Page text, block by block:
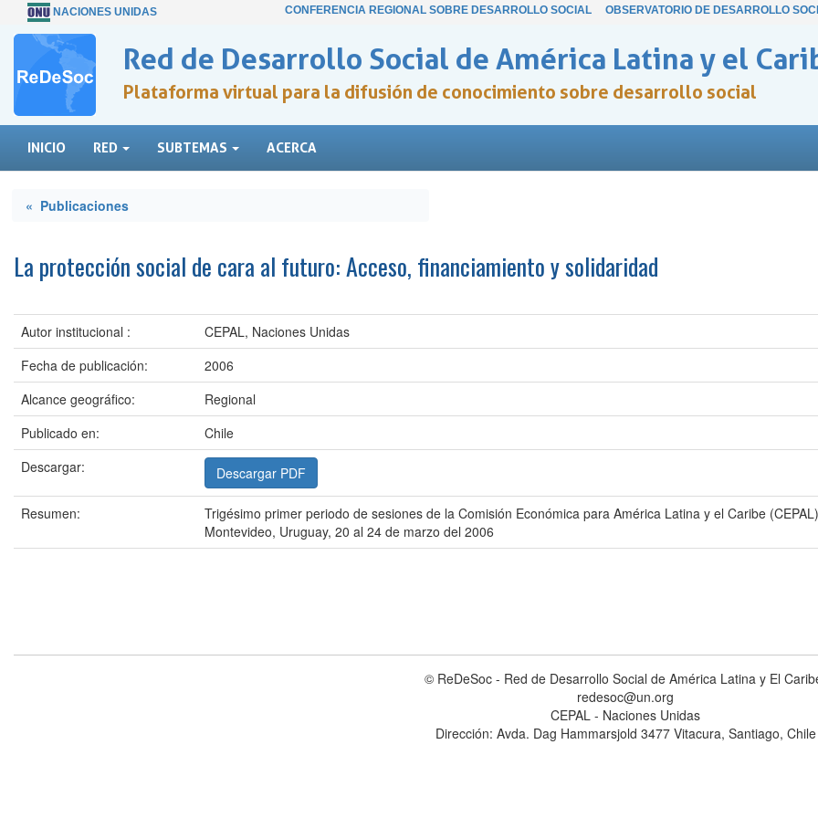
NACIONES UNIDAS CONFERENCIA REGIONAL SOBRE DESARROLLO SOCIAL OBSERVATORIO DE DESARROLLO
Red de Desarrollo Social de América Latina y el
Plataforma virtual para la difusión de conocimiento sobre desarrollo social
INICIO RED SUBTEMAS ACERCA
« Publicaciones
La protección social de cara al futuro: Acceso, financiamiento y solidaridad
Autor institucional :
CEPAL, Naciones Unidas
Fecha de publicación:
2006
Alcance geográfico:
Regional
Publicado en:
Chile
Descargar:
Descargar PDF
Resumen:
Trigésimo primer periodo de sesiones de la Comisión Económica para América Latina y el Caribe
Montevideo, Uruguay, 20 al 24 de marzo del 2006
© ReDeSoc - Red de Desarrollo Social de América Latina y El
redesoc@un.org
CEPAL - Naciones Unidas
Dirección: Avda. Dag Hammarsjold 3477 Vitacura, Santiago, Chile